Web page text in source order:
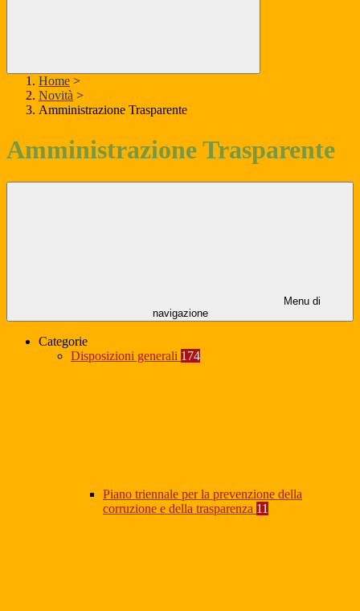
Home >
Novità >
Amministrazione Trasparente
Amministrazione Trasparente
Menu di
navigazione
Categorie
Disposizioni generali 174
Piano triennale per la prevenzione della
corruzione e della trasparenza 11